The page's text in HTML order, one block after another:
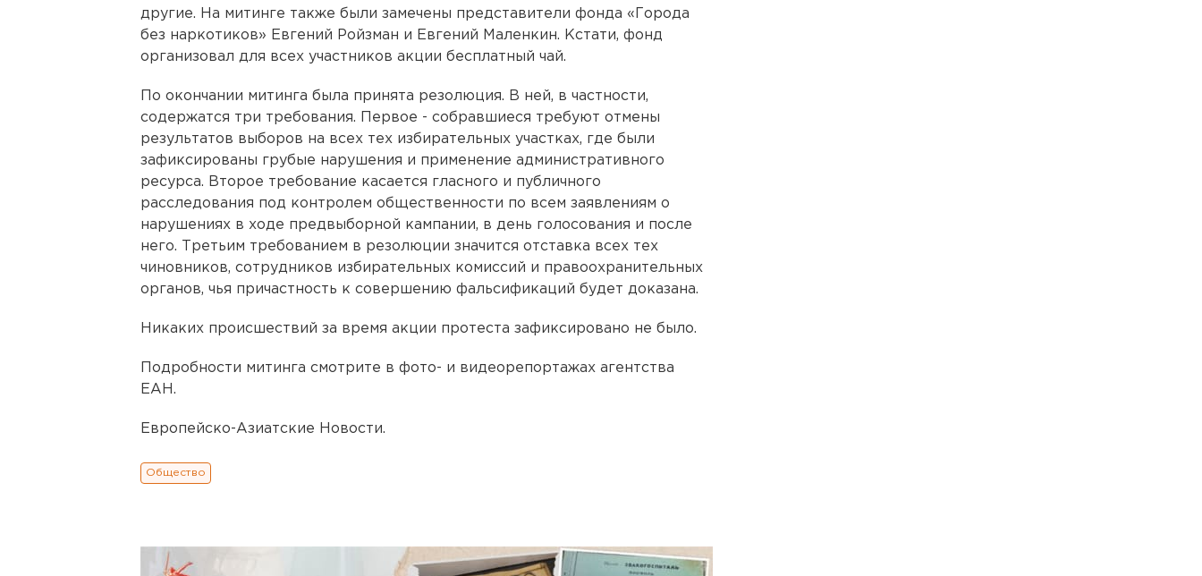
другие. На митинге также были замечены представители фонда «Города
без наркотиков» Евгений Ройзман и Евгений Маленкин. Кстати, фонд
организовал для всех участников акции бесплатный чай.
По окончании митинга была принята резолюция. В ней, в частности,
содержатся три требования. Первое - собравшиеся требуют отмены
результатов выборов на всех тех избирательных участках, где были
зафиксированы грубые нарушения и применение административного
ресурса. Второе требование касается гласного и публичного
расследования под контролем общественности по всем заявлениям о
нарушениях в ходе предвыборной кампании, в день голосования и после
него. Третьим требованием в резолюции значится отставка всех тех
чиновников, сотрудников избирательных комиссий и правоохранительных
органов, чья причастность к совершению фальсификаций будет доказана.
Никаких происшествий за время акции протеста зафиксировано не было.
Подробности митинга смотрите в фото- и видеорепортажах агентства
ЕАН.
Европейско-Азиатские Новости.
Общество